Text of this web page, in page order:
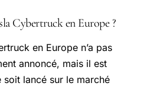
Cybertruck en Europe ?
en Europe n’a pas
annoncé, mais il est
lancé sur le marché